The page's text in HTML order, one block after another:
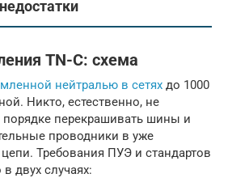
TN-C: схема
нейтралью в сетях до 1000
Никто, естественно, не
перекрашивать шины и
проводники в уже
Требования ПУЭ и стандартов
двух случаях: